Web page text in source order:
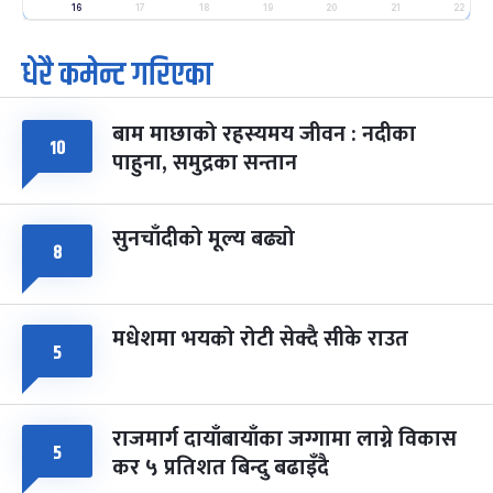
मंगल फाल्गुन २५, २०८३ Mar 9, 2027
७
आइत
पूर्णिमा व्रत
चैत्र ७, २०८३-Mar 21, 2027
८ फागुपूर्णिमा
चैत्र ८, २०८३-Mar 22, 2027
७ महिना बाँकी
16 17 18 19 20 21 22
धेरै कमेन्ट गरिएका
१० बाम माछाको रहस्यमय जीवन : नदीका
पाहुना, समुद्रका सन्तान
८ सुनचाँदीको मूल्य बढ्यो
५ मधेशमा भयको रोटी सेक्दै सीके राउत
५ राजमार्ग दायाँबायाँका जग्गामा लाग्ने विकास
कर ५ प्रतिशत बिन्दु बढाइँदै